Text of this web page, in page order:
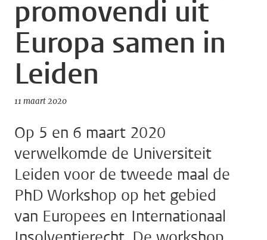
promovendi uit
Europa samen in
Leiden
11 maart 2020
Op 5 en 6 maart 2020
verwelkomde de Universiteit
Leiden voor de tweede maal de
PhD Workshop op het gebied
van Europees en Internationaal